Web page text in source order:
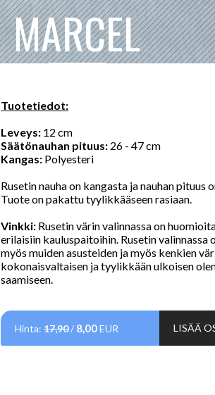
MARCEL
Tuotetiedot:
Leveys: 12 cm
Säätönauhan pituus: 26 - 47 cm
Kangas: Polyesteri
Rusetin nauha on kangasta ja nauhan pituus
Tuote on pakattu tyylikkääseen rasiaan.
Vinkki: Rusetin värin valinnassa on
erilaisiin kauluspaitoihin. Rusetin valinnassa
myös muiden asusteiden ja myös kenkien
kokonaisvaltaisen ja tyylikkään ulkoisen
saamiseen.
Hinta: 17,90/ 8,00EUR LISÄÄ